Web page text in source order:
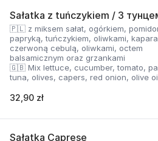
Sałatka z tuńczykiem / З
🇵🇱 z miksem sałat, ogórkiem,
papryką, tuńczykiem, oliwkami,
czerwoną cebulą, oliwkami, octem
balsamicznym oraz grzankami
🇬🇧 Mix lettuce, cucumber, tomato,
tuna, olives, capers, red onion, olive
🇺🇦 Суміш салату, огірок, помідор,
32,90 zł
Sałatka Caprese